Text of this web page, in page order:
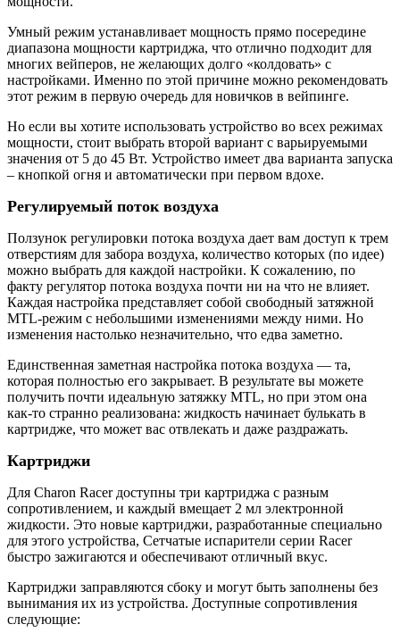
Умный режим устанавливает мощность прямо посередине
диапазона мощности картриджа, что отлично подходит для
многих вейперов, не желающих долго «колдовать» с
настройками. Именно по этой причине можно рекомендовать
этот режим в первую очередь для новичков в вейпинге.
Но если вы хотите использовать устройство во всех режимах
мощности, стоит выбрать второй вариант с варьируемыми
значения от 5 до 45 Вт. Устройство имеет два варианта запуска
– кнопкой огня и автоматически при первом вдохе.
Регулируемый поток воздуха
Ползунок регулировки потока воздуха дает вам доступ к трем
отверстиям для забора воздуха, количество которых (по идее)
можно выбрать для каждой настройки. К сожалению, по
факту регулятор потока воздуха почти ни на что не влияет.
Каждая настройка представляет собой свободный затяжной
MTL-режим с небольшими изменениями между ними. Но
изменения настолько незначительно, что едва заметно.
Единственная заметная настройка потока воздуха — та,
которая полностью его закрывает. В результате вы можете
получить почти идеальную затяжку MTL, но при этом она
как-то странно реализована: жидкость начинает булькать в
картридже, что может вас отвлекать и даже раздражать.
Картриджи
Для Charon Racer доступны три картриджа с разным
сопротивлением, и каждый вмещает 2 мл электронной
жидкости. Это новые картриджи, разработанные специально
для этого устройства, Сетчатые испарители серии Racer
быстро зажигаются и обеспечивают отличный вкус.
Картриджи заправляются сбоку и могут быть заполнены без
вынимания их из устройства. Доступные сопротивления
следующие: